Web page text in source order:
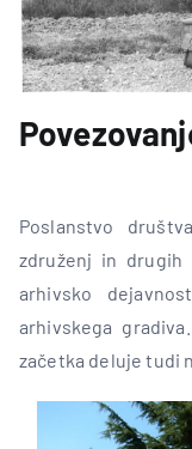
Poslanstvo
združenj in drugih
arhivsko
arhivskega
začetka deluje tudi